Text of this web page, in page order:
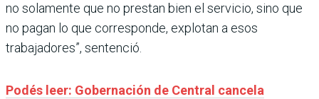
no solamente que no prestan bien el servicio, sino que
no pagan lo que corresponde, explotan a esos
trabajadores”, sentenció.
Podés leer: Gobernación de Central cancela